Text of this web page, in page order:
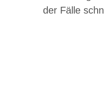
der Fälle